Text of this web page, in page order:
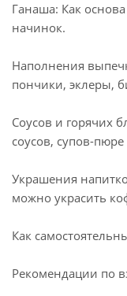
Ганаша: Как
начинок.
Наполнения
пончики, эклеры,
Соусов и горячих
соусов, супов-
Украшения
можно украсить
Как
Рекомендации по